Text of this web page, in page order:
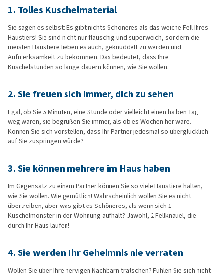
1. Tolles Kuschelmaterial
Sie sagen es selbst: Es gibt nichts Schöneres als das weiche Fell Ihres
Haustiers! Sie sind nicht nur flauschig und superweich, sondern die
meisten Haustiere lieben es auch, geknuddelt zu werden und
Aufmerksamkeit zu bekommen. Das bedeutet, dass Ihre
Kuschelstunden so lange dauern können, wie Sie wollen.
2.Sie freuen sich immer, dich zu sehen
Egal, ob Sie 5 Minuten, eine Stunde oder vielleicht einen halben Tag
weg waren, sie begrüßen Sie immer, als ob es Wochen her wäre.
Können Sie sich vorstellen, dass Ihr Partner jedesmal so überglücklich
auf Sie zuspringen würde?
3.Sie können mehrere im Haus haben
Im Gegensatz zu einem Partner können Sie so viele Haustiere halten,
wie Sie wollen. Wie gemütlich! Wahrscheinlich wollen Sie es nicht
übertreiben, aber was gibt es Schöneres, als wenn sich 1
Kuschelmonster in der Wohnung aufhält? Jawohl, 2 Fellknäuel, die
durch Ihr Haus laufen!
4.Sie werden Ihr Geheimnis nie verraten
Wollen Sie über Ihre nervigen Nachbarn tratschen? Fühlen Sie sich nicht